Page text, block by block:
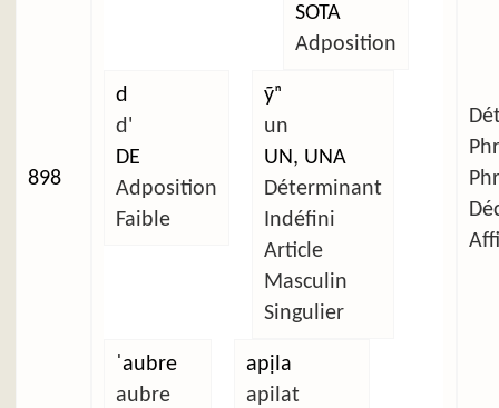
898
SOTA
Adposition
d
d'
DE
Adposition
Faible
ỹⁿ
un
UN, UNA
Déterminant
Indéfini
Article
Masculin
Singulier
ˈaubre
aubre
apịla
apilat